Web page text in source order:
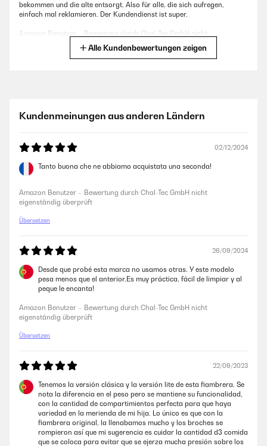
bekommen und die alte entsorgt. Also für alle, die sich aufregen,
einfach mal reklamieren. Der Kundendienst ist super.
Amazon Benutzer – Bewertung durch Chal-Tec GmbH nicht
eigenständig überprüft
Jahr der Verschluss abgebrochen. Klarstein kontaktiert, nach gut 4-
den Verkäufer wenden..... Nachdem ich mehrere kenne, die das
Problemit den Verschlüssen haben wird die nächste Box von einem
anderen Anbieter sein.
eigenständig überprüft
Die Brotdose wird bei uns geliebt, gute Aufteilung. Bei uns ist der
Verschluss abgebrochen, Reklamation ohne Probleme und super
schnell! Wird jederzeit gerne wieder gekauft!
Amazon Benutzer – Bewertung durch Chal-Tec GmbH nicht
eigenständig überprüft
freundliche Abwicklung. Danke%
Amazon Benutzer – Bewertung durch Chal-Tec GmbH nicht
eigenständig überprüft
19/05/2025
Alle Kundenbewertungen zeigen
Kundenmeinungen aus anderen Ländern
02/12/2024
Tanto buona che ne abbiamo acquistata una seconda!
Amazon Benutzer – Bewertung durch Chal-Tec GmbH nicht
eigenständig überprüft
Übersetzen
26/09/2024
Desde que probé esta marca no usamos otras. Y este modelo
pesa menos que el anterior.Es muy práctica, fácil de limpiar y al
peque le encanta!
Amazon Benutzer – Bewertung durch Chal-Tec GmbH nicht
eigenständig überprüft
Übersetzen
22/09/2023
Tenemos la versión clásica y la versión lite de esta fiambrera. Se
nota la diferencia en el peso pero se mantiene su funcionalidad,
con la cantidad de compartimientos perfecta para que haya
variedad en la merienda de mi hija. Lo único es que con la
fiambrera original, la llenabamos mucho y los broches se
rompieron así que mi sugerencia es cuidar la cantidad d3 comida
que se coloca para evitar que se ejerza mucha presión sobre los